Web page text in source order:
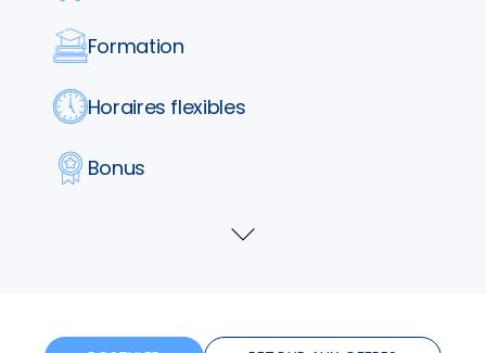
Formation
Horaires flexibles
Bonus
Voir